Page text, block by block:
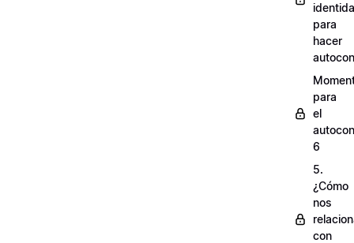
para
hacer
para
el
6
5.
¿Cómo
nos
con